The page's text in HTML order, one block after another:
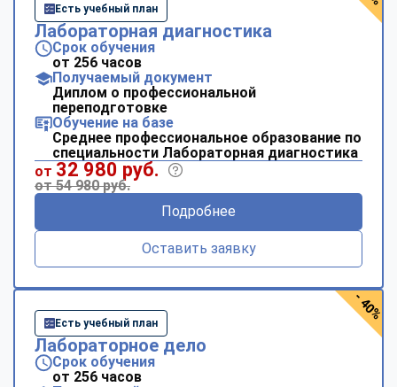
Есть учебный план
Лабораторная диагностика
Срок обучения
от 256 часов
Получаемый документ
Диплом о профессиональной
переподготовке
Обучение на базе
Среднее профессиональное образование по
специальности Лабораторная диагностика
от 32 980 руб.
от 54 980 руб.
Подробнее
Оставить заявку
Есть учебный план
Лабораторное дело
Срок обучения
от 256 часов
- 40%